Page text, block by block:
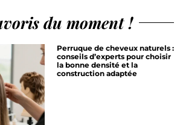
du moment !
Perruque de cheveux naturels :
conseils d’experts pour choisir
la bonne densité et la
construction adaptée